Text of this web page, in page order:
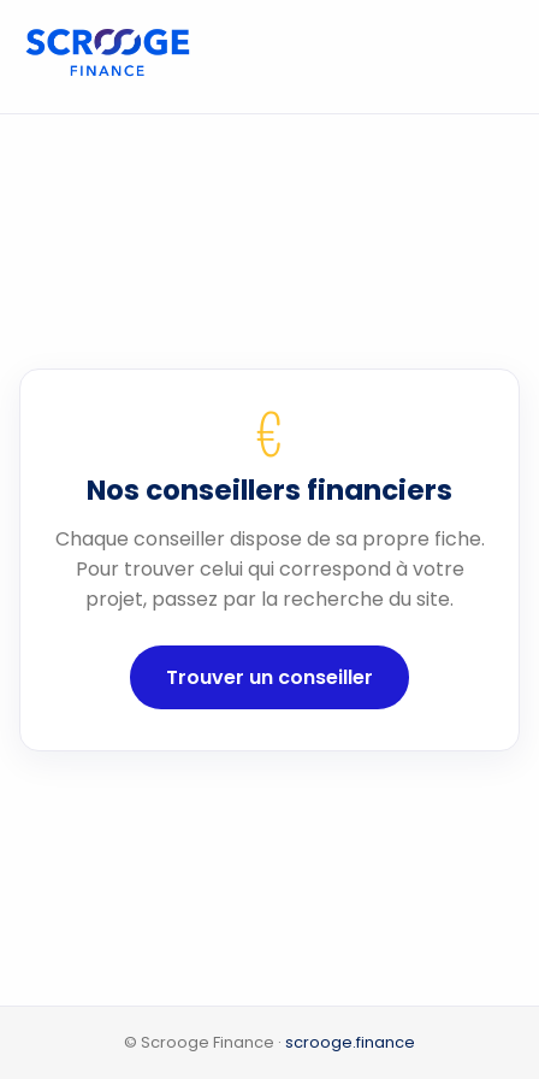
€
Nos conseillers financiers
Chaque conseiller dispose de sa propre fiche.
Pour trouver celui qui correspond à votre
projet, passez par la recherche du site.
Trouver un conseiller
© Scrooge Finance · scrooge.finance